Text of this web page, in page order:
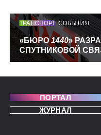
ТРАНСПОРТ СОБЫТИЯ
«БЮРО1440»
СПУТНИКОВОЙ
ПОРТАЛ
ЖУРНАЛ